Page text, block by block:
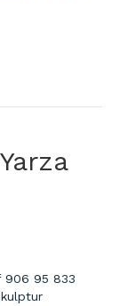
906 95 833